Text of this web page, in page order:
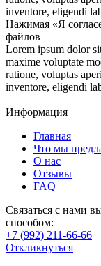
inventore, eligendi
Нажимая «Я
файлов
Lorem ipsum dolor
maxime voluptate
ratione, voluptas
inventore, eligendi
Информация
Главная
Что мы
О нас
Отзывы
FAQ
Связаться с нами
способом:
+7 (992) 211-66-66
Откликнуться